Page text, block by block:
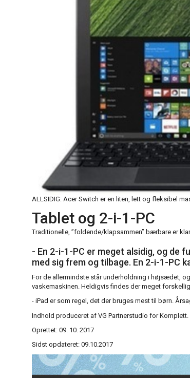
ALLSIDIG: Acer Switch er en liten, lett og fleksibel
Tablet og 2-i-1-PC
Traditionelle, ”foldende/klapsammen” bærbare er
- En 2-i-1-PC er meget alsidig, og de
med sig frem og tilbage. En 2-i-1-PC
For de allermindste står underholdning i højsædet,
vaskemaskinen. Heldigvis findes der meget
- iPad er som regel, det der bruges mest til børn.
Indhold produceret af VG Partnerstudio for Komplett.
Oprettet: 09. 10. 2017
Sidst opdateret: 09.10.2017